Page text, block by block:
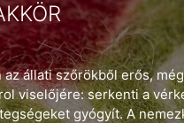
állati szőrökből erős,
viselőjére: serkenti a
gyógyít. A